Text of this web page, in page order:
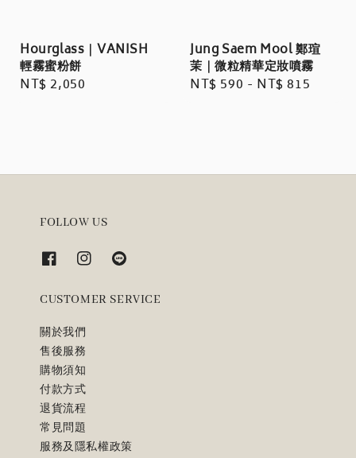
Hourglass｜VANISH
輕霧蜜粉餅
Regular
NT$ 2,050
Jung Saem Mool 鄭瑄
茉｜微粒精華定妝噴霧
Regular
NT$ 590 - NT$ 815
FOLLOW US
CUSTOMER SERVICE
關於我們
售後服務
購物須知
付款方式
退貨流程
常見問題
服務及隱私權政策